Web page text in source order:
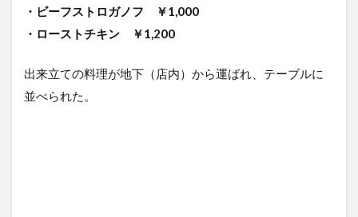
・ビーフストロガノフ ￥1,000
・ローストチキン ￥1,200
出来立ての料理が地下（店内）から運ばれ、テーブルに
並べられた。